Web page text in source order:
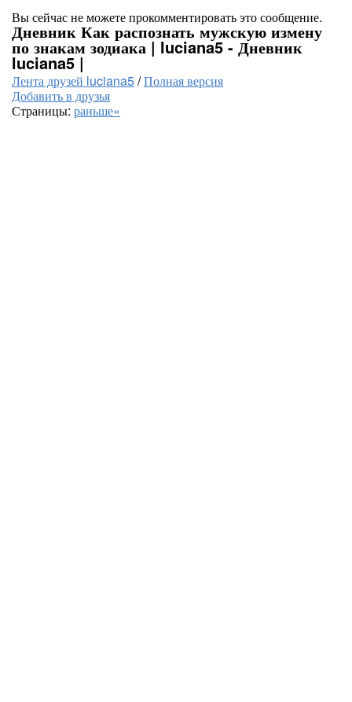
Вы сейчас не можете прокомментировать это сообщение.
Дневник Как распознать мужскую измену
по знакам зодиака | luciana5 - Дневник
luciana5 |
Лента друзей luciana5/Полная версия
Добавить в друзья
Страницы: раньше»